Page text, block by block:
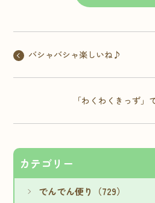
バシャバシャ楽しいね♪
「わくわくきっず」
カテゴリー
でんでん便り（729）